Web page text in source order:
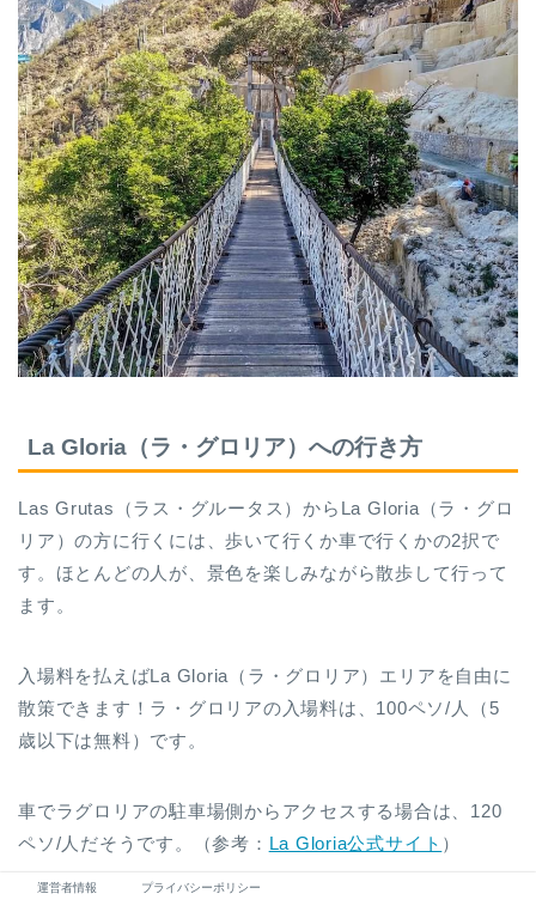
La Gloria（ラ・グロリア）への行き方
Las Grutas（ラス・グルータス）からLa Gloria（ラ・グロ
リア）の方に行くには、歩いて行くか車で行くかの2択で
す。ほとんどの人が、景色を楽しみながら散歩して行って
ます。
入場料を払えばLa Gloria（ラ・グロリア）エリアを自由に
散策できます！ラ・グロリアの入場料は、100ペソ/人（5
歳以下は無料）です。
車でラグロリアの駐車場側からアクセスする場合は、120
ペソ/人だそうです。（参考： La Gloria公式サイト ）
運営者情報 プライバシーポリシー